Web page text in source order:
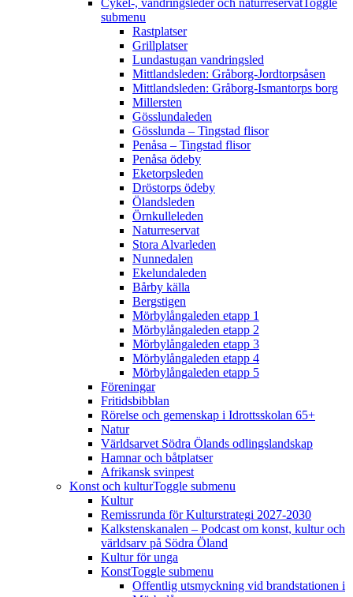
Cykel-, vandringsleder och naturreservat Toggle
submenu
Rastplatser
Grillplatser
Lundastugan vandringsled
Mittlandsleden: Gråborg-Jordtorpsåsen
Mittlandsleden: Gråborg-Ismantorps borg
Millersten
Gösslundaleden
Gösslunda – Tingstad flisor
Penåsa – Tingstad flisor
Penåsa ödeby
Eketorpsleden
Dröstorps ödeby
Ölandsleden
Örnkulleleden
Naturreservat
Stora Alvarleden
Nunnedalen
Ekelundaleden
Bårby källa
Bergstigen
Mörbylångaleden etapp 1
Mörbylångaleden etapp 2
Mörbylångaleden etapp 3
Mörbylångaleden etapp 4
Mörbylångaleden etapp 5
Föreningar
Fritidsbibblan
Rörelse och gemenskap i Idrottsskolan 65+
Natur
Världsarvet Södra Ölands odlingslandskap
Hamnar och båtplatser
Afrikansk svinpest
Konst och kulturToggle submenu
Kultur
Remissrunda för Kulturstrategi 2027-2030
Kalkstenskanalen – Podcast om konst, kultur och
världsarv på Södra Öland
Kultur för unga
KonstToggle submenu
Offentlig utsmyckning vid brandstationen i